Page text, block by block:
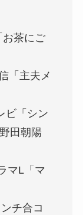
お茶にご
「主夫メ
ビ「シン
田朝陽
マL「マ
チ合コ